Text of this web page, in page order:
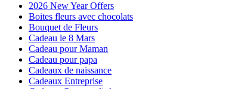
2026 New Year Offers
Boites fleurs avec chocolats
Bouquet de Fleurs
Cadeau le 8 Mars
Cadeau pour Maman
Cadeau pour papa
Cadeaux de naissance
Cadeaux Entreprise